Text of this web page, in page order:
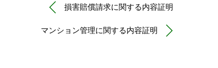
損害賠償請求に関する内容証明
マンション管理に関する内容証明